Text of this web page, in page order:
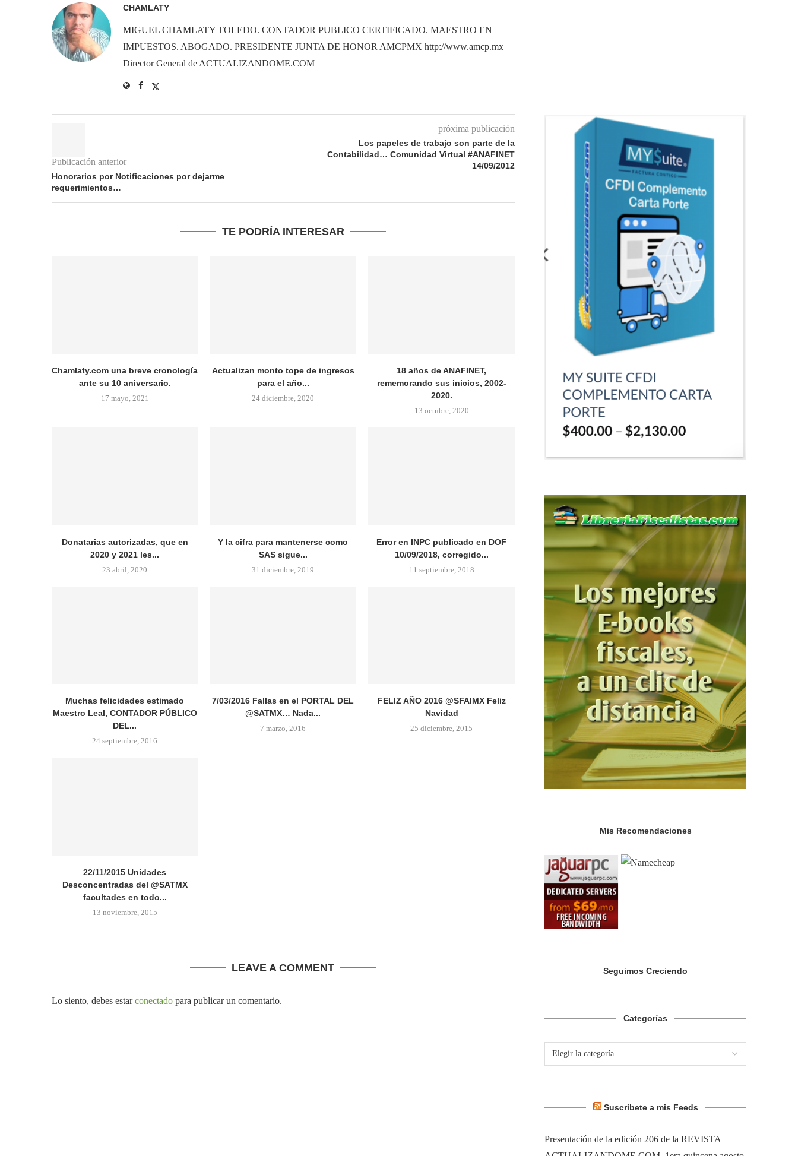
CHAMLATY
MIGUEL CHAMLATY TOLEDO. CONTADOR PUBLICO CERTIFICADO. MAESTRO EN
IMPUESTOS. ABOGADO. PRESIDENTE JUNTA DE HONOR AMCPMX http://www.amcp.mx
Director General de ACTUALIZANDOME.COM
Publicación anterior
Honorarios por Notificaciones por dejarme
requerimientos…
próxima publicación
Los papeles de trabajo son parte de la
Contabilidad… Comunidad Virtual #ANAFINET
14/09/2012
TE PODRÍA INTERESAR
Chamlaty.com una breve cronología
ante su 10 aniversario.
17 mayo, 2021
Actualizan monto tope de ingresos
para el año...
24 diciembre, 2020
18 años de ANAFINET,
rememorando sus inicios, 2002-
2020.
13 octubre, 2020
Donatarias autorizadas, que en
2020 y 2021 les...
23 abril, 2020
Y la cifra para mantenerse como
SAS sigue...
31 diciembre, 2019
Error en INPC publicado en DOF
10/09/2018, corregido...
11 septiembre, 2018
Muchas felicidades estimado
Maestro Leal, CONTADOR PÚBLICO
DEL...
24 septiembre, 2016
7/03/2016 Fallas en el PORTAL DEL
@SATMX… Nada...
7 marzo, 2016
FELIZ AÑO 2016 @SFAIMX Feliz
Navidad
25 diciembre, 2015
22/11/2015 Unidades
Desconcentradas del @SATMX
facultades en todo...
13 noviembre, 2015
LEAVE A COMMENT
Lo siento, debes estarconectado para publicar un comentario.
Mis Recomendaciones
Seguimos Creciendo
Categorías
Suscribete a mis Feeds
Presentación de la edición 206 de la REVISTA